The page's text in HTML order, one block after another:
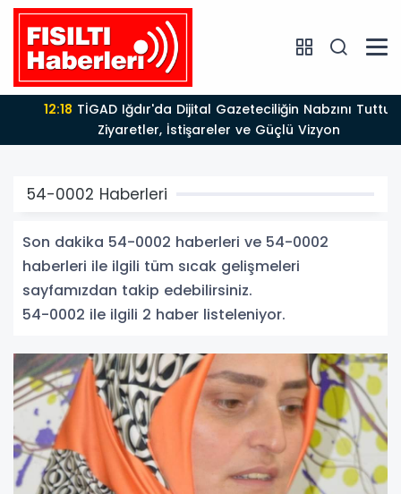
12:18TİGAD Iğdır'da Dijital Gazeteciliğin Nabzını Tuttu:
Ziyaretler, İstişareler ve Güçlü Vizyon
54-0002 Haberleri
Son dakika 54-0002 haberleri ve 54-0002
haberleri ile ilgili tüm sıcak gelişmeleri
sayfamızdan takip edebilirsiniz.
54-0002 ile ilgili 2 haber listeleniyor.